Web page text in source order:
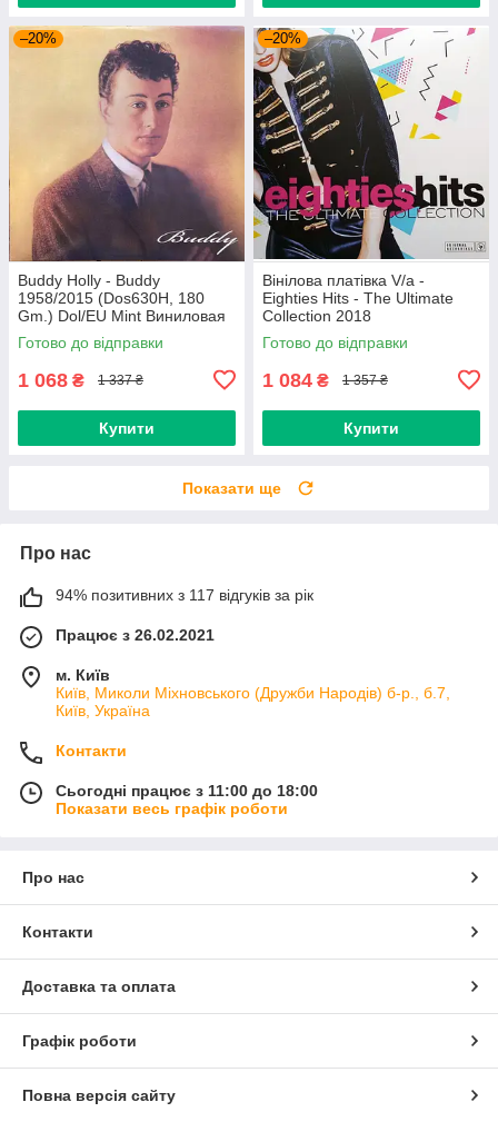
–20%
Buddy Holly - Buddy
1958/2015 (Dos630H, 180
Gm.) Dol/EU Mint Виниловая
пластинка (art.234454)
Готово до відправки
1 068 ₴ 1 337 ₴
Купити
–20%
Вінілова платівка V/a -
Eighties Hits - The Ultimate
Collection 2018
(0190758737713) Sony
Music/EU Mint
Готово до відправки
1 084 ₴ 1 357 ₴
Купити
Показати ще
Про нас
94% позитивних з 117 відгуків за рік
Працює з 26.02.2021
м. Київ
Київ, Миколи Міхновського (Дружби Народів) б-р., б.7,
Київ, Україна
Контакти
Сьогодні працює з 11:00 до 18:00
Показати весь графік роботи
Про нас
Контакти
Доставка та оплата
Графік роботи
Повна версія сайту